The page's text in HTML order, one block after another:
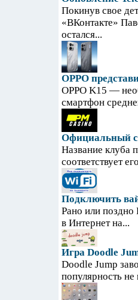
Покинув свое
«ВКонтакте»
остался...
OPPO
OPPO K15 —
смартфон
Официальный
Название клуба
соответствует
Подключить
Рано или поздно
в Интернет на...
Игра Doodle
Doodle Jump
популярность не